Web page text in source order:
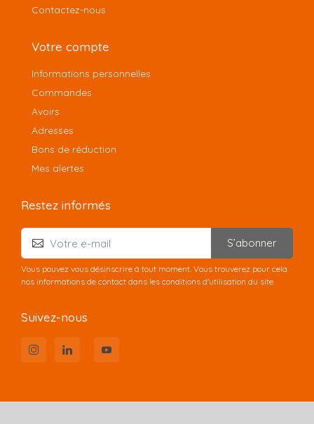
Contactez-nous
Votre compte
Informations personnelles
Commandes
Avoirs
Adresses
Bons de réduction
Mes alertes
Restez informés
S’abonner
Vous pouvez vous désinscrire à tout moment. Vous trouverez pour cela
nos informations de contact dans les conditions d'utilisation du site.
Suivez-nous